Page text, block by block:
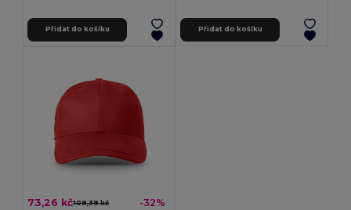
Přidat do košíku Přidat do košíku
73,26 kč108,39 kč -32%